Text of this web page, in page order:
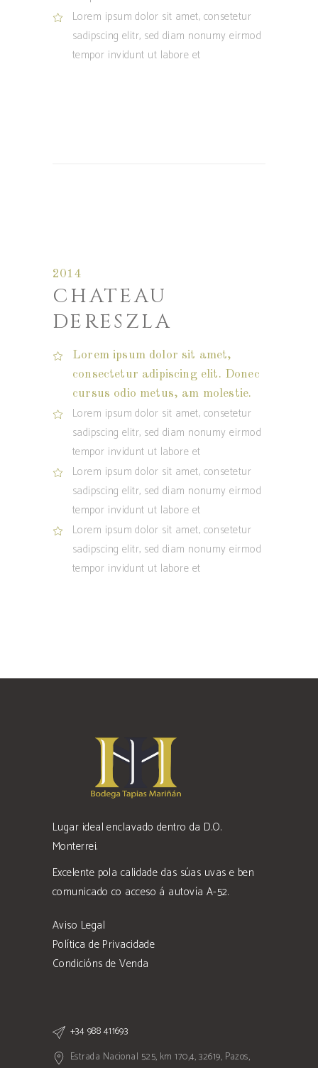
Lorem ipsum dolor sit amet, consetetur
sadipscing elitr, sed diam nonumy eirmod
tempor invidunt ut labore et
2014
CHATEAU
DERESZLA
Lorem ipsum dolor sit amet,
consectetur adipiscing elit. Donec
cursus odio metus, am molestie.
Lorem ipsum dolor sit amet, consetetur
sadipscing elitr, sed diam nonumy eirmod
tempor invidunt ut labore et
Lorem ipsum dolor sit amet, consetetur
sadipscing elitr, sed diam nonumy eirmod
tempor invidunt ut labore et
Lorem ipsum dolor sit amet, consetetur
sadipscing elitr, sed diam nonumy eirmod
tempor invidunt ut labore et
Lugar ideal enclavado dentro da D.O.
Monterrei.
Excelente pola calidade das súas uvas e ben
comunicado co acceso á autovía A-52.
Aviso Legal
Política de Privacidade
Condicións de Venda
+34 988 411693
Estrada Nacional 525, km 170,4, 32619, Pazos,